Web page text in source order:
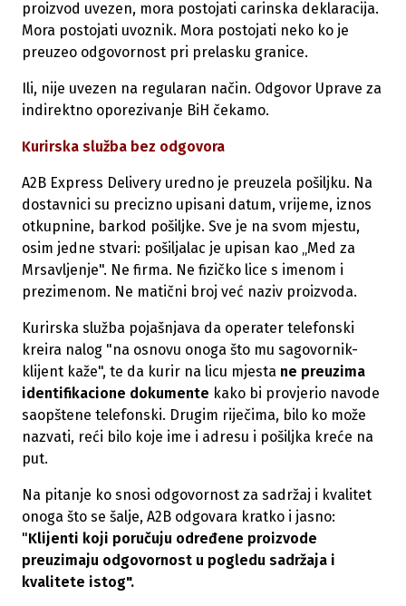
proizvod uvezen, mora postojati carinska deklaracija.
Mora postojati uvoznik. Mora postojati neko ko je
preuzeo odgovornost pri prelasku granice.
Ili, nije uvezen na regularan način. Odgovor Uprave za
indirektno oporezivanje BiH čekamo.
Kurirska služba bez odgovora
A2B Express Delivery uredno je preuzela pošiljku. Na
dostavnici su precizno upisani datum, vrijeme, iznos
otkupnine, barkod pošiljke. Sve je na svom mjestu,
osim jedne stvari: pošiljalac je upisan kao „Med za
Mrsavljenje". Ne firma. Ne fizičko lice s imenom i
prezimenom. Ne matični broj već naziv proizvoda.
Kurirska služba pojašnjava da operater telefonski
kreira nalog "na osnovu onoga što mu sagovornik-
klijent kaže", te da kurir na licu mjesta ne preuzima
identifikacione dokumente kako bi provjerio navode
saopštene telefonski. Drugim riječima, bilo ko može
nazvati, reći bilo koje ime i adresu i pošiljka kreće na
put.
Na pitanje ko snosi odgovornost za sadržaj i kvalitet
onoga što se šalje, A2B odgovara kratko i jasno:
"Klijenti koji poručuju određene proizvode
preuzimaju odgovornost u pogledu sadržaja i
kvalitete istog".